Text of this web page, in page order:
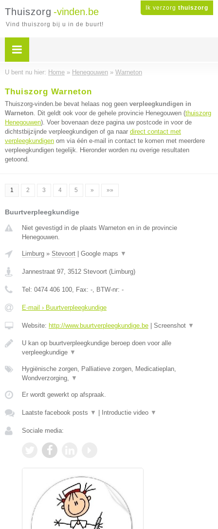
Ik verzorg thuiszorg
Thuiszorg -vinden.be
Vind thuiszorg bij u in de buurt!
U bent nu hier: Home » Henegouwen » Warneton
Thuiszorg Warneton
Thuiszorg-vinden.be bevat helaas nog geen verpleegkundigen in
Warneton. Dit geldt ook voor de gehele provincie Henegouwen (thuiszorg
Henegouwen). Voer bovenaan deze pagina uw postcode in voor de
dichtstbijzijnde verpleegkundigen of ga naar direct contact met
verpleegkundigen om via één e-mail in contact te komen met meerdere
verpleegkundigen tegelijk. Hieronder worden nu overige resultaten
getoond.
1 2 3 4 5 » »»
Buurtverpleegkundige
Niet gevestigd in de plaats Warneton en in de provincie
Henegouwen.
Limburg » Stevoort Google maps ▼
Jannestraat 97, 3512 Stevoort (Limburg)
Tel: 0474 406 100, Fax: -, BTW-nr: -
E-mail › Buurtverpleegkundige
Website: http://www.buurtverpleegkundige.be Screenshot ▼
U kan op buurtverpleegkundige beroep doen voor alle
verpleegkundige ▼
Hygiënische zorgen, Palliatieve zorgen, Medicatieplan,
Wondverzorging, ▼
Er wordt gewerkt op afspraak.
Laatste facebook posts ▼ Introductie video ▼
Sociale media: